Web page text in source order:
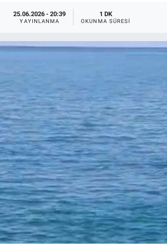
25.06.2026 - 20:39
YAYINLANMA
1 DK
OKUNMA SÜRESI